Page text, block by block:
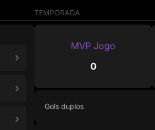
TEMPORADA
MVP Jogo
0
Gols duplos